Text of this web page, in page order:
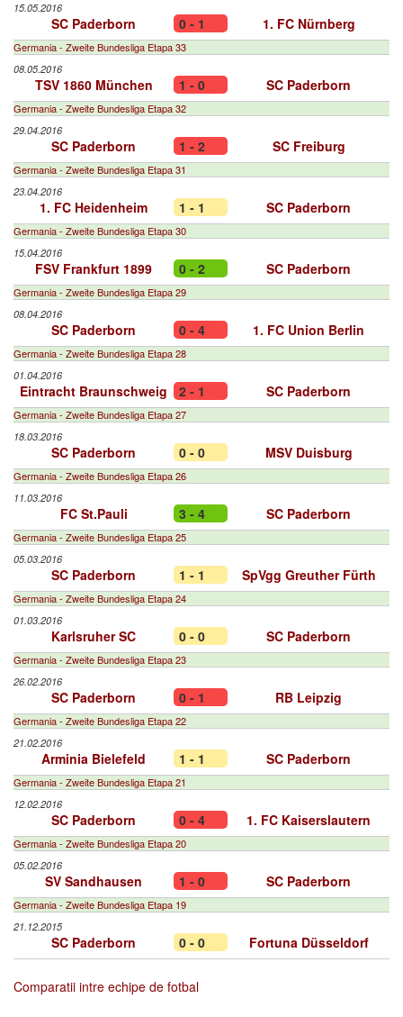
15.05.2016
SC Paderborn 0 - 1 1. FC Nürnberg
Germania - Zweite Bundesliga Etapa 33
08.05.2016
TSV 1860 München 1 - 0 SC Paderborn
Germania - Zweite Bundesliga Etapa 32
29.04.2016
SC Paderborn 1 - 2 SC Freiburg
Germania - Zweite Bundesliga Etapa 31
23.04.2016
1. FC Heidenheim 1 - 1 SC Paderborn
Germania - Zweite Bundesliga Etapa 30
15.04.2016
FSV Frankfurt 1899 0 - 2 SC Paderborn
Germania - Zweite Bundesliga Etapa 29
08.04.2016
SC Paderborn 0 - 4 1. FC Union Berlin
Germania - Zweite Bundesliga Etapa 28
01.04.2016
Eintracht Braunschweig 2 - 1 SC Paderborn
Germania - Zweite Bundesliga Etapa 27
18.03.2016
SC Paderborn 0 - 0 MSV Duisburg
Germania - Zweite Bundesliga Etapa 26
11.03.2016
FC St.Pauli 3 - 4 SC Paderborn
Germania - Zweite Bundesliga Etapa 25
05.03.2016
SC Paderborn 1 - 1 SpVgg Greuther Fürth
Germania - Zweite Bundesliga Etapa 24
01.03.2016
Karlsruher SC 0 - 0 SC Paderborn
Germania - Zweite Bundesliga Etapa 23
26.02.2016
SC Paderborn 0 - 1 RB Leipzig
Germania - Zweite Bundesliga Etapa 22
21.02.2016
Arminia Bielefeld 1 - 1 SC Paderborn
Germania - Zweite Bundesliga Etapa 21
12.02.2016
SC Paderborn 0 - 4 1. FC Kaiserslautern
Germania - Zweite Bundesliga Etapa 20
05.02.2016
SV Sandhausen 1 - 0 SC Paderborn
Germania - Zweite Bundesliga Etapa 19
21.12.2015
SC Paderborn 0 - 0 Fortuna Düsseldorf
Comparatii intre echipe de fotbal